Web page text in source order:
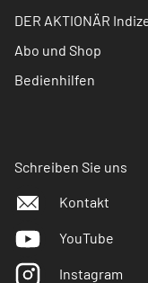
DER AKTIONÄR
Abo und Shop
Bedienhilfen
Schreiben Sie uns
Kontakt
YouTube
Instagram